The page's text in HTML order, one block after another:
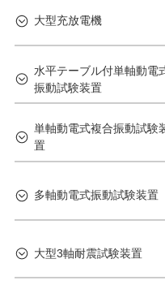
大型充放電機
水平テーブル付単軸動電
振動試験装置
単軸動電式複合振動試験
置
多軸動電式振動試験装置
大型3軸耐震試験装置